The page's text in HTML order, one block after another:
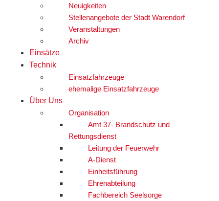
Neuigkeiten
Stellenangebote der Stadt Warendorf
Veranstaltungen
Archiv
Einsätze
Technik
Einsatzfahrzeuge
ehemalige Einsatzfahrzeuge
Über Uns
Organisation
Amt 37- Brandschutz und
Rettungsdienst
Leitung der Feuerwehr
A-Dienst
Einheitsführung
Ehrenabteilung
Fachbereich Seelsorge